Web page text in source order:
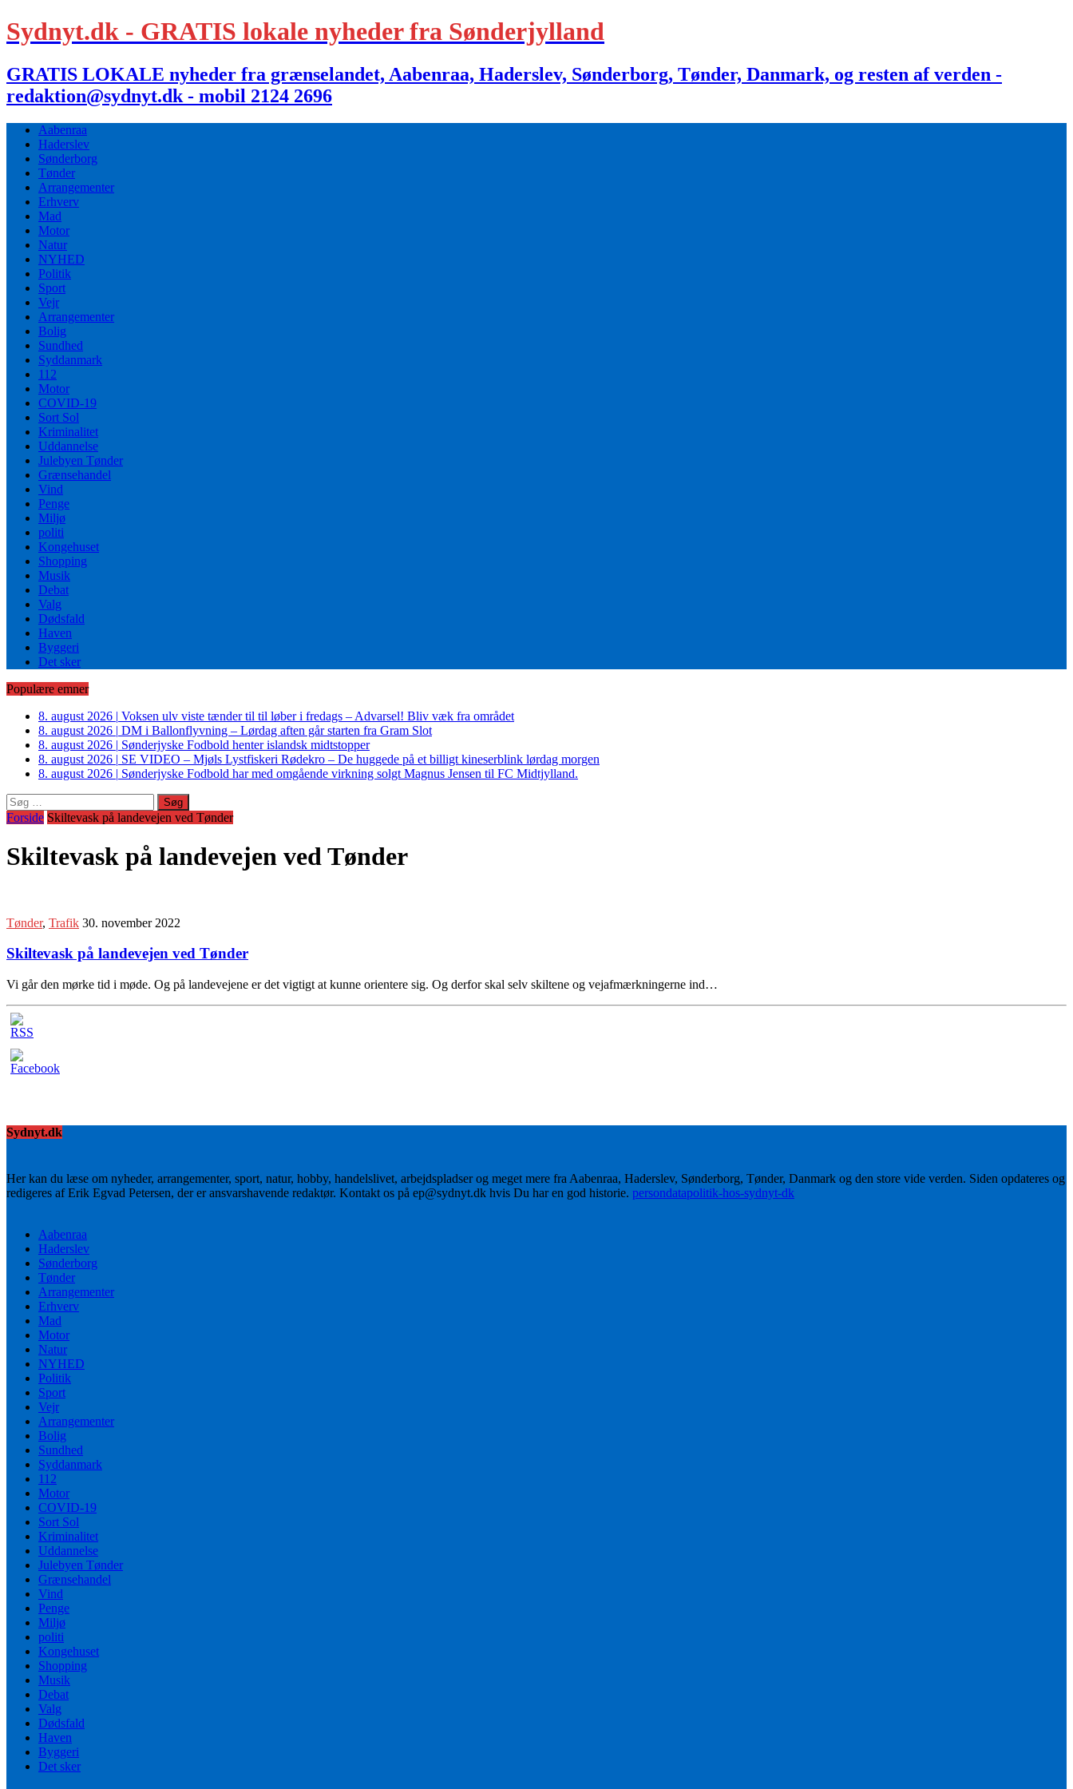
Sydnyt.dk - GRATIS lokale nyheder fra Sønderjylland
GRATIS LOKALE nyheder fra grænselandet, Aabenraa, Haderslev, Sønderborg, Tønder, Danmark, og resten af verden -
redaktion@sydnyt.dk - mobil 2124 2696
Aabenraa
Haderslev
Sønderborg
Tønder
Arrangementer
Erhverv
Mad
Motor
Natur
NYHED
Politik
Sport
Vejr
Arrangementer
Bolig
Sundhed
Syddanmark
112
Motor
COVID-19
Sort Sol
Kriminalitet
Uddannelse
Julebyen Tønder
Grænsehandel
Vind
Penge
Miljø
politi
Kongehuset
Shopping
Musik
Debat
Valg
Dødsfald
Haven
Byggeri
Det sker
Populære emner
8. august 2026 | Voksen ulv viste tænder til til løber i fredags – Advarsel! Bliv væk fra området
8. august 2026 | DM i Ballonflyvning – Lørdag aften går starten fra Gram Slot
8. august 2026 | Sønderjyske Fodbold henter islandsk midtstopper
8. august 2026 | SE VIDEO – Mjøls Lystfiskeri Rødekro – De huggede på et billigt kineserblink lørdag morgen
8. august 2026 | Sønderjyske Fodbold har med omgående virkning solgt Magnus Jensen til FC Midtjylland.
Søg
efter:
Forside Skiltevask på landevejen ved Tønder
Skiltevask på landevejen ved Tønder
Tønder, Trafik 30. november 2022
Skiltevask på landevejen ved Tønder
Vi går den mørke tid i møde. Og på landevejene er det vigtigt at kunne orientere sig. Og derfor skal selv skiltene og vejafmærkningerne ind…
Sydnyt.dk
Her kan du læse om nyheder, arrangementer, sport, natur, hobby, handelslivet, arbejdspladser og meget mere fra Aabenraa, Haderslev, Sønderborg, Tønder, Danmark og den store vide verden. Siden opdateres og
redigeres af Erik Egvad Petersen, der er ansvarshavende redaktør. Kontakt os på ep@sydnyt.dk hvis Du har en god historie. persondatapolitik-hos-sydnyt-dk
Aabenraa
Haderslev
Sønderborg
Tønder
Arrangementer
Erhverv
Mad
Motor
Natur
NYHED
Politik
Sport
Vejr
Arrangementer
Bolig
Sundhed
Syddanmark
112
Motor
COVID-19
Sort Sol
Kriminalitet
Uddannelse
Julebyen Tønder
Grænsehandel
Vind
Penge
Miljø
politi
Kongehuset
Shopping
Musik
Debat
Valg
Dødsfald
Haven
Byggeri
Det sker